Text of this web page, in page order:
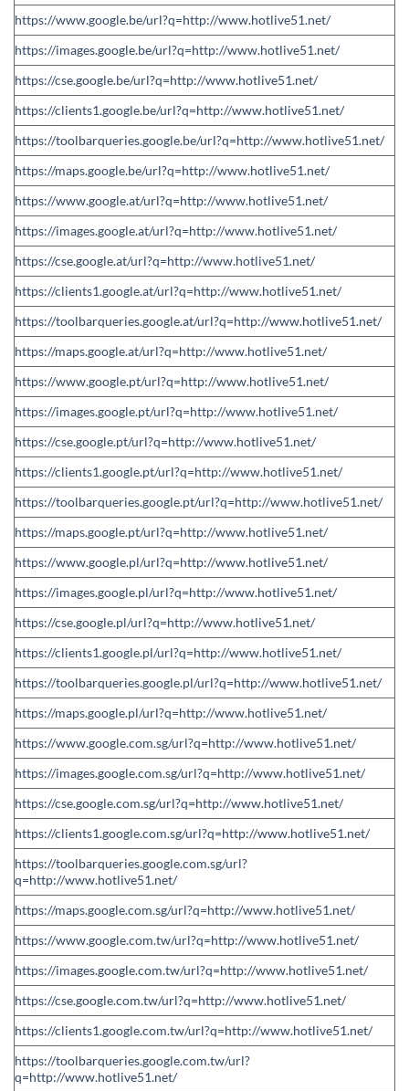
https://www.google.be/url?q=http://www.hotlive51.net/
https://images.google.be/url?q=http://www.hotlive51.net/
https://cse.google.be/url?q=http://www.hotlive51.net/
https://clients1.google.be/url?q=http://www.hotlive51.net/
https://toolbarqueries.google.be/url?q=http://www.hotlive51.net/
https://maps.google.be/url?q=http://www.hotlive51.net/
https://www.google.at/url?q=http://www.hotlive51.net/
https://images.google.at/url?q=http://www.hotlive51.net/
https://cse.google.at/url?q=http://www.hotlive51.net/
https://clients1.google.at/url?q=http://www.hotlive51.net/
https://toolbarqueries.google.at/url?q=http://www.hotlive51.net/
https://maps.google.at/url?q=http://www.hotlive51.net/
https://www.google.pt/url?q=http://www.hotlive51.net/
https://images.google.pt/url?q=http://www.hotlive51.net/
https://cse.google.pt/url?q=http://www.hotlive51.net/
https://clients1.google.pt/url?q=http://www.hotlive51.net/
https://toolbarqueries.google.pt/url?q=http://www.hotlive51.net/
https://maps.google.pt/url?q=http://www.hotlive51.net/
https://www.google.pl/url?q=http://www.hotlive51.net/
https://images.google.pl/url?q=http://www.hotlive51.net/
https://cse.google.pl/url?q=http://www.hotlive51.net/
https://clients1.google.pl/url?q=http://www.hotlive51.net/
https://toolbarqueries.google.pl/url?q=http://www.hotlive51.net/
https://maps.google.pl/url?q=http://www.hotlive51.net/
https://www.google.com.sg/url?q=http://www.hotlive51.net/
https://images.google.com.sg/url?q=http://www.hotlive51.net/
https://cse.google.com.sg/url?q=http://www.hotlive51.net/
https://clients1.google.com.sg/url?q=http://www.hotlive51.net/
https://toolbarqueries.google.com.sg/url?
q=http://www.hotlive51.net/
https://maps.google.com.sg/url?q=http://www.hotlive51.net/
https://www.google.com.tw/url?q=http://www.hotlive51.net/
https://images.google.com.tw/url?q=http://www.hotlive51.net/
https://cse.google.com.tw/url?q=http://www.hotlive51.net/
https://clients1.google.com.tw/url?q=http://www.hotlive51.net/
https://toolbarqueries.google.com.tw/url?
q=http://www.hotlive51.net/